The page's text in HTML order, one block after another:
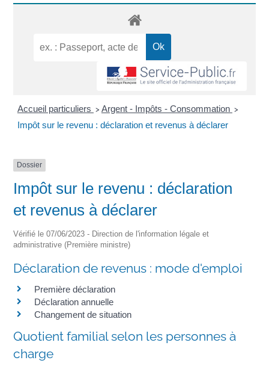
Accueil particuliers > Argent - Impôts - Consommation >
Impôt sur le revenu : déclaration et revenus à déclarer
Dossier
Impôt sur le revenu : déclaration
et revenus à déclarer
Vérifié le 07/06/2023 - Direction de l'information légale et
administrative (Première ministre)
Déclaration de revenus : mode d'emploi
Première déclaration
Déclaration annuelle
Changement de situation
Quotient familial selon les personnes à
charge